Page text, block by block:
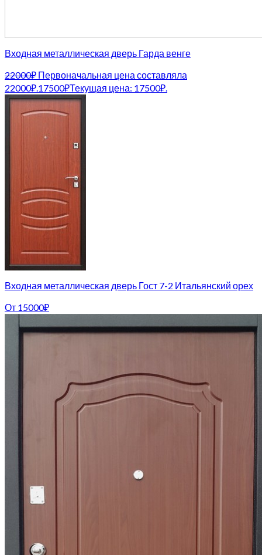
Входная металлическая дверь Гарда венге
22000₽ Первоначальная цена составляла
22000₽.17500₽Текущая цена: 17500₽.
Входная металлическая дверь Гост 7-2 Итальянский орех
От 15000₽